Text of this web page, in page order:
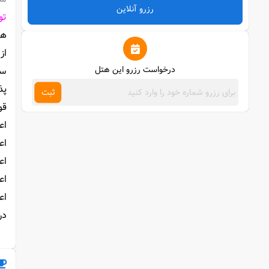
رزرو آنلاین
درخواست رزرو این هتل
ثبت
اعلام
اعلام
اعلام
اعلام